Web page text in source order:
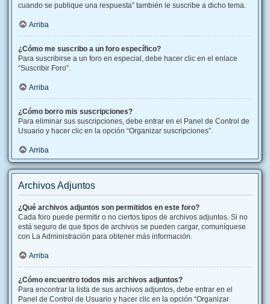
cuando se publique una respuesta” también le suscribe a dicho tema.
Arriba
¿Cómo me suscribo a un foro específico?
Para suscribirse a un foro en especial, debe hacer clic en el enlace
“Suscribir Foro”.
Arriba
¿Cómo borro mis suscripciones?
Para eliminar sus suscripciones, debe entrar en el Panel de Control de
Usuario y hacer clic en la opción “Organizar suscripciones”.
Arriba
Archivos Adjuntos
¿Qué archivos adjuntos son permitidos en este foro?
Cada foro puede permitir o no ciertos tipos de archivos adjuntos. Si no
está seguro de que tipos de archivos se pueden cargar, comuníquese
con La Administración para obtener más información.
Arriba
¿Cómo encuentro todos mis archivos adjuntos?
Para encontrar la lista de sus archivos adjuntos, debe entrar en el
Panel de Control de Usuario y hacer clic en la opción “Organizar